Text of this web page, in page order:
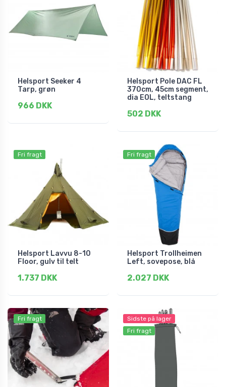
Helsport Seeker 4
Tarp, grøn
966 DKK
Helsport Pole DAC FL
370cm, 45cm segment,
dia EOL, teltstang
502 DKK
Fri fragt
Helsport Lavvu 8-10
Floor, gulv til telt
1.737 DKK
Fri fragt
Helsport Trollheimen
Left, sovepose, blå
2.027 DKK
Fri fragt
Sidste på lager
Fri fragt